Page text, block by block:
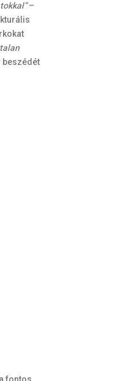
–
beszédét